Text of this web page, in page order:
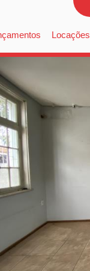
Locações